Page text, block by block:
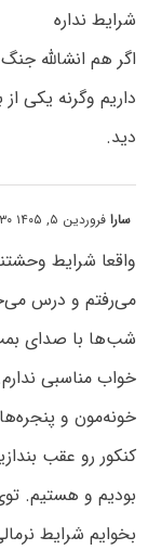
شرایط نداره
اگر هم انشالله
داریم وگرنه یکی
دید.
سارافروردین ۵, ۱۴۰۵ at ۵:۳۰ ب٫ظ
واقعا شرایط
می‌رفتم و درس
شب‌ها با صدای
خواب مناسبی
خونه‌مون و
کنکور رو عقب
بودیم و هستیم.
بخوایم شرایط